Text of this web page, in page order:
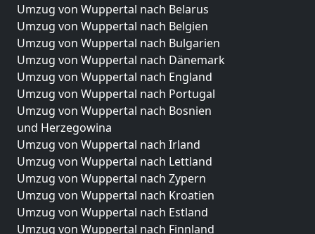
Umzug von Wuppertal nach Belarus
Umzug von Wuppertal nach Belgien
Umzug von Wuppertal nach Bulgarien
Umzug von Wuppertal nach Dänemark
Umzug von Wuppertal nach England
Umzug von Wuppertal nach Portugal
Umzug von Wuppertal nach Bosnien
und Herzegowina
Umzug von Wuppertal nach Irland
Umzug von Wuppertal nach Lettland
Umzug von Wuppertal nach Zypern
Umzug von Wuppertal nach Kroatien
Umzug von Wuppertal nach Estland
Umzug von Wuppertal nach Finnland